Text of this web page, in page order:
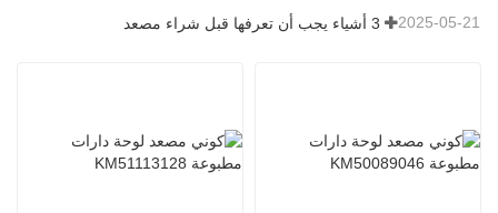
3 أشياء يجب أن تعرفها قبل شراء مصعد 2025-05-21